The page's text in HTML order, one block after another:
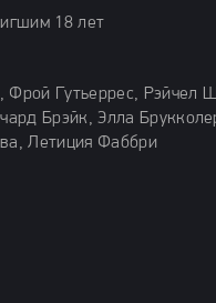
18 лет
Гутьеррес, Рэйчел
Брэйк, Элла
Летиция Фаббри